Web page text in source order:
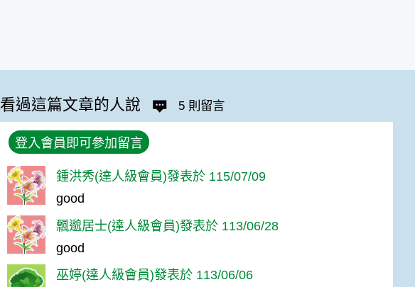
看過這篇文章的人說 5 則留言
登入會員即可參加留言
鍾洪秀(達人級會員)發表於 115/07/09
good
飄邈居士(達人級會員)發表於 113/06/28
good
巫婷(達人級會員)發表於 113/06/06